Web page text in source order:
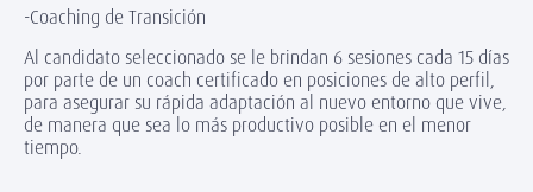
-Coaching de Transición
Al candidato seleccionado se le brindan 6 sesiones cada 15 días
por parte de un coach certificado en posiciones de alto perfil,
para asegurar su rápida adaptación al nuevo entorno que vive,
de manera que sea lo más productivo posible en el menor
tiempo.